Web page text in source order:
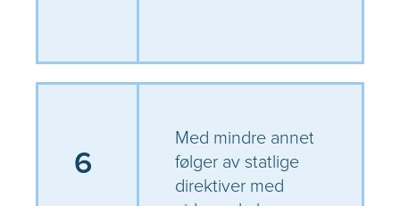
6
Med mindre annet
følger av statlige
direktiver med